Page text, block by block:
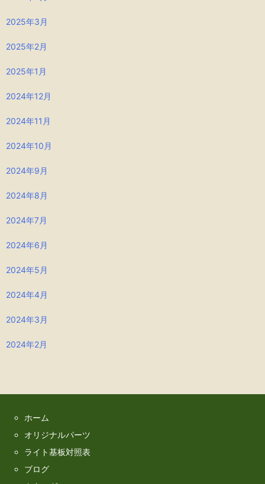
2025年3月
2025年2月
2025年1月
2024年12月
2024年11月
2024年10月
2024年9月
2024年8月
2024年7月
2024年6月
2024年5月
2024年4月
2024年3月
2024年2月
ホーム
オリジナルパーツ
ライト基板対照表
ブログ